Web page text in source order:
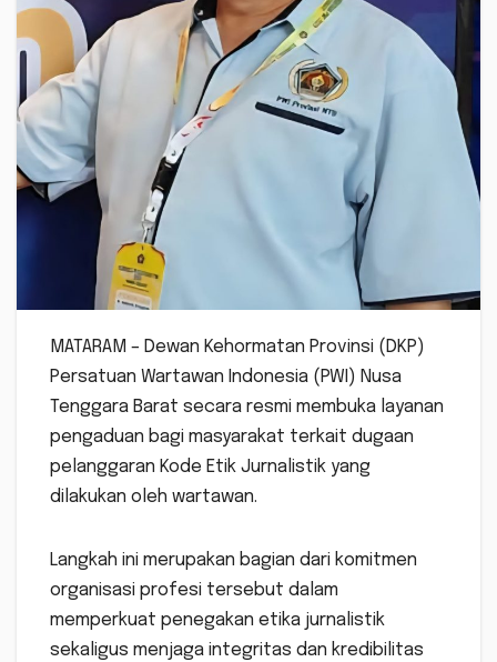
MATARAM – Dewan Kehormatan Provinsi (DKP)
Persatuan Wartawan Indonesia (PWI) Nusa
Tenggara Barat secara resmi membuka layanan
pengaduan bagi masyarakat terkait dugaan
pelanggaran Kode Etik Jurnalistik yang
dilakukan oleh wartawan.
Langkah ini merupakan bagian dari komitmen
organisasi profesi tersebut dalam
memperkuat penegakan etika jurnalistik
sekaligus menjaga integritas dan kredibilitas